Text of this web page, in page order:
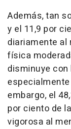
Además, tan
y el 11,9 por
diariamente al
física
disminuye
embargo, el
por ciento de
vigorosa al